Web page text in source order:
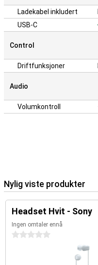
Ladekabel inkludert
USB-C
Control
Driftfunksjoner
Audio
Volumkontroll
Nylig viste produkter
Headset Hvit - Sony
Ingen omtaler ennå
0 stjerner